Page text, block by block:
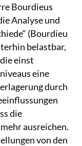
Bourdieus
Analyse und
(Bourdieu
belastbar,
einst
eine
durch
die
ausreichen.
von den